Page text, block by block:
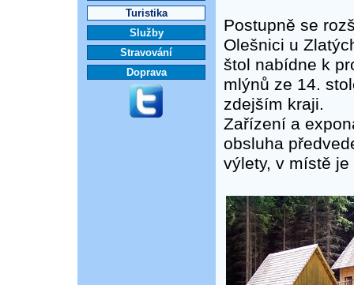
Turistika
Služby
Stravování
Doprava
Postupně se
Olešnici u
štol nabídne k
mlýnů ze 14.
zdejším kraji.
Zařízení a
obsluha
výlety, v místě